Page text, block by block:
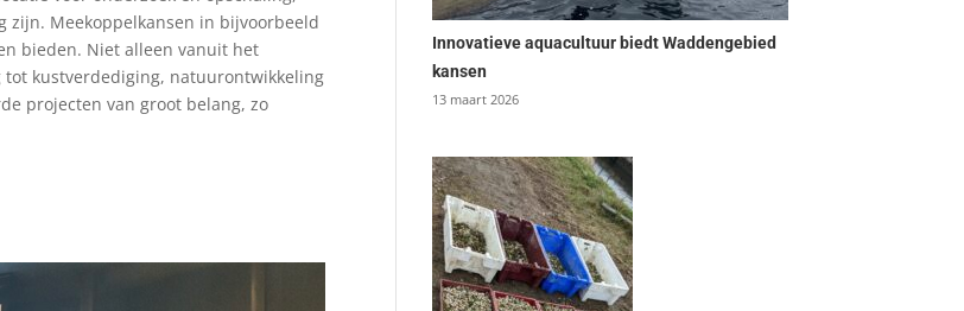
zijn. Meekoppelkansen in bijvoorbeeld
bieden. Niet alleen vanuit het
kustverdediging, natuurontwikkeling
projecten van groot belang, zo
Innovatieve aquacultuur biedt Waddengebied
kansen
13 maart 2026